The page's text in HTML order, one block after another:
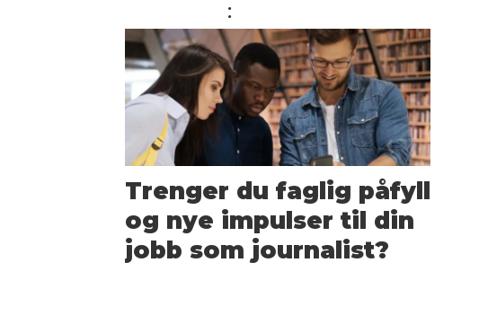
:
Trenger du faglig påfyll
og nye impulser til din
jobb som journalist?